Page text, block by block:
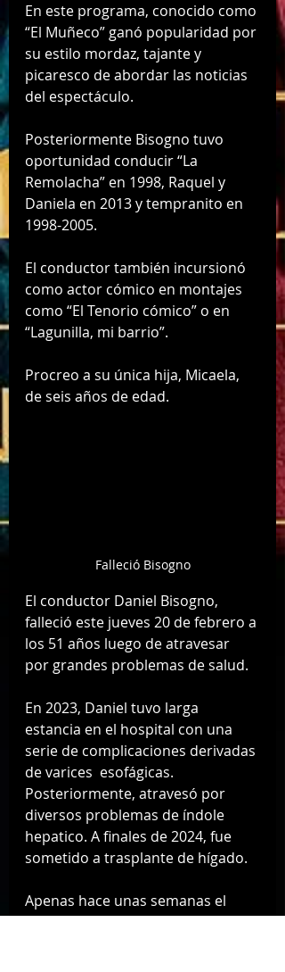
En este programa, conocido como
“El Muñeco” ganó popularidad por
su estilo mordaz, tajante y
picaresco de abordar las noticias
del espectáculo.
Posteriormente Bisogno tuvo
oportunidad conducir “La
Remolacha” en 1998, Raquel y
Daniela en 2013 y tempranito en
1998-2005.
El conductor también incursionó
como actor cómico en montajes
como “El Tenorio cómico” o en
“Lagunilla, mi barrio”.
Procreo a su única hija, Micaela,
de seis años de edad.
Falleció Bisogno
El conductor Daniel Bisogno,
falleció este jueves 20 de febrero a
los 51 años luego de atravesar
por grandes problemas de salud.
En 2023, Daniel tuvo larga
estancia en el hospital con una
serie de complicaciones derivadas
de varices  esofágicas.
Posteriormente, atravesó por
diversos problemas de índole
hepatico. A finales de 2024, fue
sometido a trasplante de hígado.
Apenas hace unas semanas el
conductor atravesó un nuevo